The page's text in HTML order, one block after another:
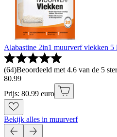
Alabastine 2in1 muurverf vlekken 5 l
(64)Beoordeeld met 4.6 van de 5
80.99
Prijs: 80.99 euro
Bekijk alles in muurverf